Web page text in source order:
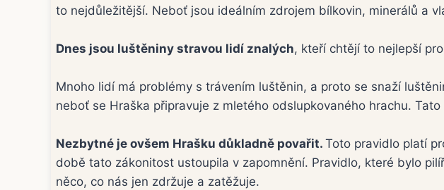
to nejdůležitější. Neboť jsou ideálním zdrojem bílkovin, minerálů a
Dnes jsou luštěniny stravou lidí znalých, kteří chtějí to nejlepší
Mnoho lidí má problémy s trávením luštěnin, a proto se snaží
neboť se Hraška připravuje z mletého odslupkovaného hrachu.
Nezbytné je ovšem Hrašku důkladně povařit. Toto pravidlo platí
době tato zákonitost ustoupila v zapomnění. Pravidlo, které bylo
něco, co nás jen zdržuje a zatěžuje.